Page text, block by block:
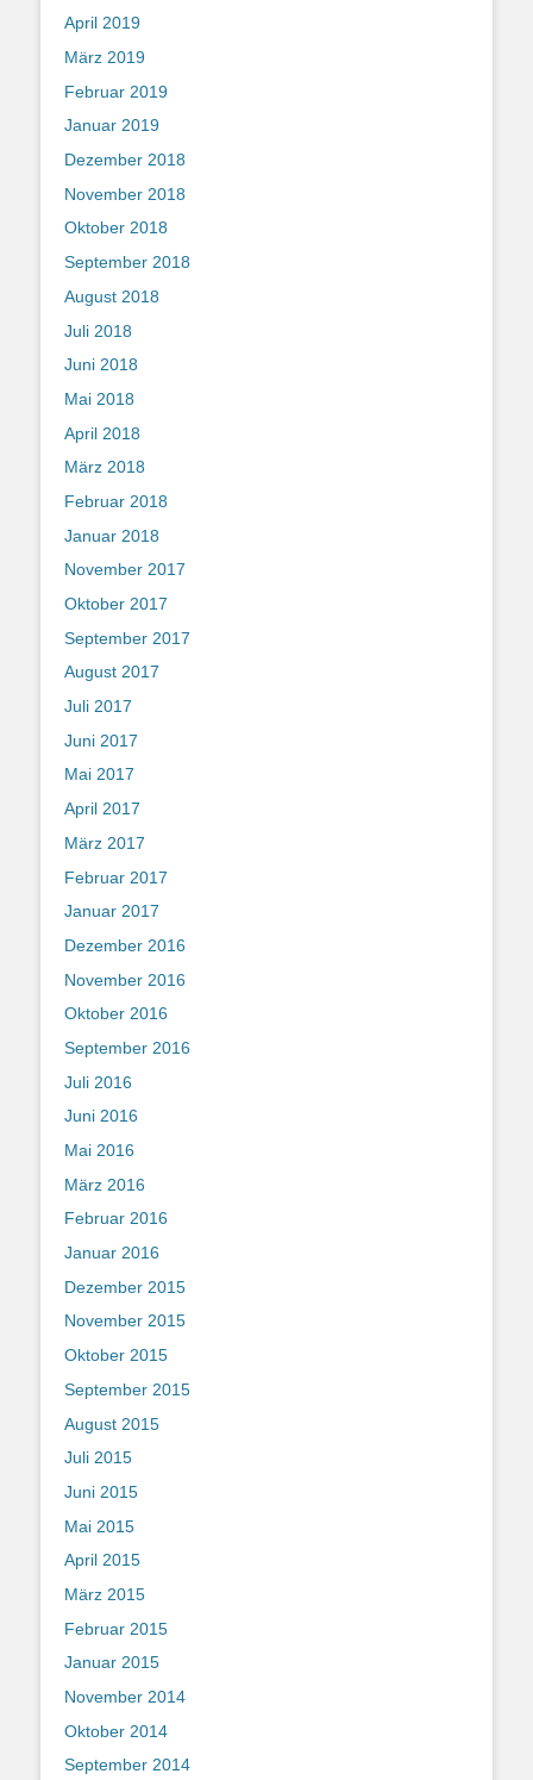
April 2019
März 2019
Februar 2019
Januar 2019
Dezember 2018
November 2018
Oktober 2018
September 2018
August 2018
Juli 2018
Juni 2018
Mai 2018
April 2018
März 2018
Februar 2018
Januar 2018
November 2017
Oktober 2017
September 2017
August 2017
Juli 2017
Juni 2017
Mai 2017
April 2017
März 2017
Februar 2017
Januar 2017
Dezember 2016
November 2016
Oktober 2016
September 2016
Juli 2016
Juni 2016
Mai 2016
März 2016
Februar 2016
Januar 2016
Dezember 2015
November 2015
Oktober 2015
September 2015
August 2015
Juli 2015
Juni 2015
Mai 2015
April 2015
März 2015
Februar 2015
Januar 2015
November 2014
Oktober 2014
September 2014